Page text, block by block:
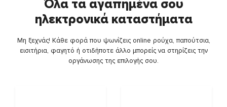
Όλα τα αγαπημένα σου
ηλεκτρονικά καταστήματα
Μη ξεχνάς! Κάθε φορά που ψωνίζεις online ρούχα, παπούτσια,
εισιτήρια, φαγητό ή οτιδήποτε άλλο μπορείς να στηρίζεις την
οργάνωσης της επιλογής σου.